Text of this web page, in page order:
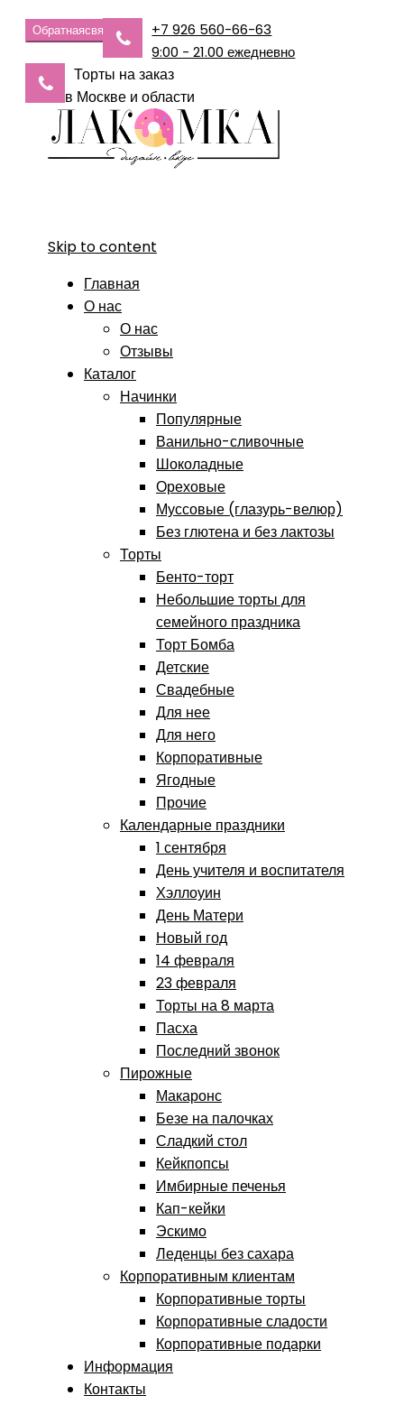
Обратнаясвязь
+7 926 560-66-63
9:00 - 21.00 ежедневно
Торты на заказ
в Москве и области
Skip to content
Главная
О нас
О нас
Отзывы
Каталог
Начинки
Популярные
Ванильно-сливочные
Шоколадные
Ореховые
Муссовые (глазурь-велюр)
Без глютена и без лактозы
Торты
Бенто-торт
Небольшие торты для
семейного праздника
Торт Бомба
Детские
Свадебные
Для нее
Для него
Корпоративные
Ягодные
Прочие
Календарные праздники
1 сентября
День учителя и воспитателя
Хэллоуин
День Матери
Новый год
14 февраля
23 февраля
Торты на 8 марта
Пасха
Последний звонок
Пирожные
Макаронс
Безе на палочках
Сладкий стол
Кейкпопсы
Имбирные печенья
Кап-кейки
Эскимо
Леденцы без сахара
Корпоративным клиентам
Корпоративные торты
Корпоративные сладости
Корпоративные подарки
Информация
Контакты